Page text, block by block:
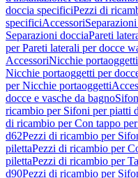
doccia specificiPezzi di
specificiAccessori
Separazioni docciaPareti
per Pareti laterali per docce
AccessoriNicchie
Nicchie portaoggetti per
per Nicchie portaoggetti
docce e vasche da bagno
ricambio per Sifoni per piatti
di ricambio per Con tappo
d62Pezzi di ricambio per
pilettaPezzi di ricambio per
pilettaPezzi di ricambio per
d90Pezzi di ricambio per